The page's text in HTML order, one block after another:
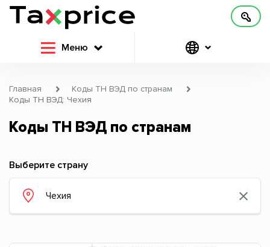
Меню
Главная
Коды ТН ВЭД по странам
Коды ТН ВЭД: Чехия
Коды ТН ВЭД по странам
Выберите страну